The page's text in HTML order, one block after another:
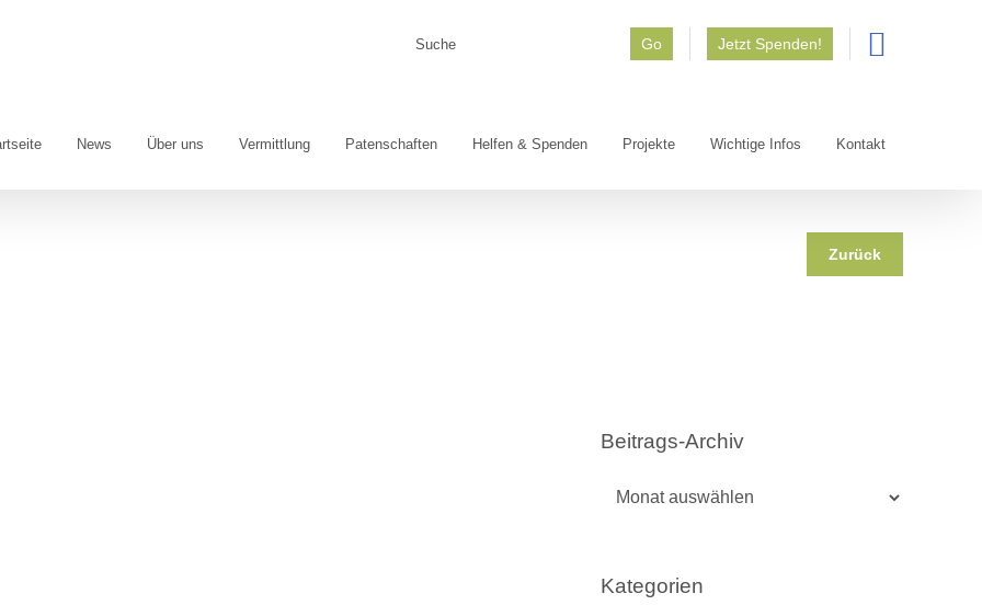
Go Jetzt Spenden!
News Über uns Vermittlung Patenschaften Helfen & Spenden Projekte Wichtige Infos Kontakt
Zurück
Beitrags-Archiv
Kategorien